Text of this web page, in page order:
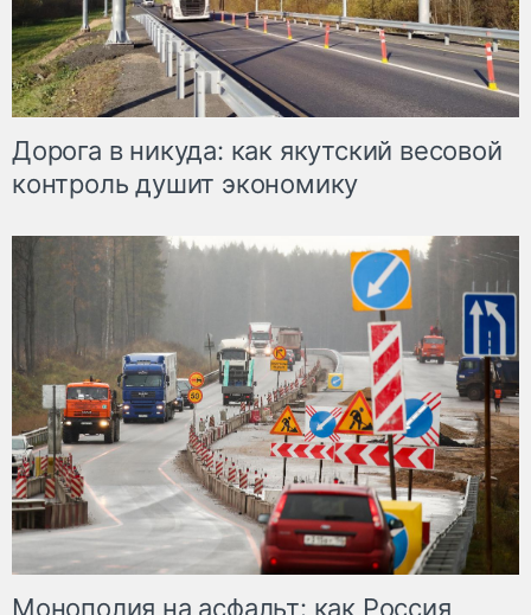
Дорога в никуда: как якутский весовой
контроль душит экономику
Монополия на асфальт: как Россия